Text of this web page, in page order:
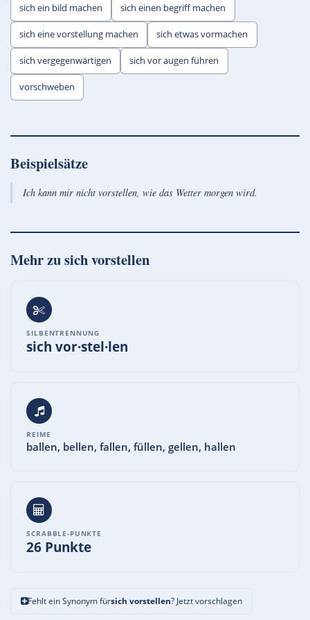
sich ein bild machen sich einen begriff machen
sich eine vorstellung machen sich etwas vormachen
sich vergegenwärtigen sich vor augen führen
vorschweben
Beispielsätze
Ich kann mir nicht vorstellen, wie das Wetter morgen wird.
Mehr zusich vorstellen
SILBENTRENNUNG
sich vor·stel·len
REIME
ballen, bellen, fallen, füllen, gellen, hallen
SCRABBLE-PUNKTE
26 Punkte
Fehlt ein Synonym fürsich vorstellen? Jetzt vorschlagen